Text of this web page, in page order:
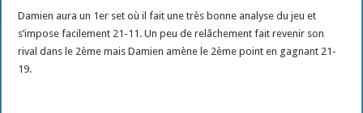
Damien aura un 1er set où il fait une très bonne analyse du jeu et
s’impose facilement 21-11. Un peu de relâchement fait revenir son
rival dans le 2ème mais Damien amène le 2ème point en gagnant 21-
19.